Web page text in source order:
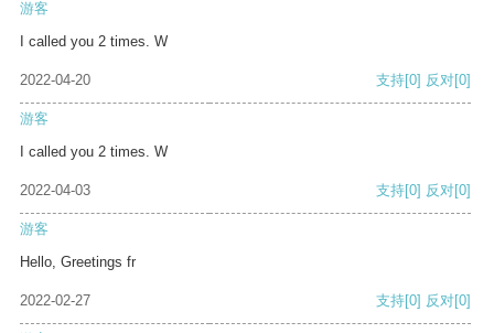
游客
I called you 2 times. W
2022-04-20 支持[0] 反对[0]
游客
I called you 2 times. W
2022-04-03 支持[0] 反对[0]
游客
Hello, Greetings fr
2022-02-27 支持[0] 反对[0]